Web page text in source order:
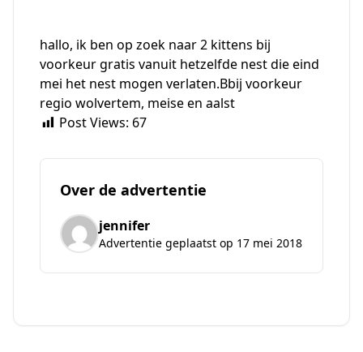
hallo, ik ben op zoek naar 2 kittens bij
voorkeur gratis vanuit hetzelfde nest die eind
mei het nest mogen verlaten.Bbij voorkeur
regio wolvertem, meise en aalst
Post Views: 67
Over de advertentie
jennifer
Advertentie geplaatst op 17 mei 2018